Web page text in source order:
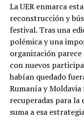
La UER enmarca
reconstrucción y
festival. Tras una
polémica y una
organización
con nuevos
habían quedado
Rumanía y Moldavia
recuperadas para la
suma a esa